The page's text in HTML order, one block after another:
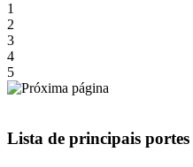
1
2
3
4
5
Lista de principais portes